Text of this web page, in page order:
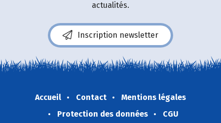
actualités.
Inscription newsletter
Accueil Contact
Mentions légales
Protection des données
CGU